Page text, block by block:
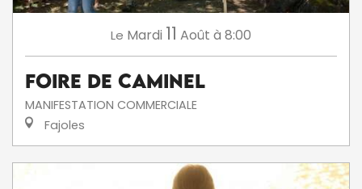
Le Mardi 11 Août à 8:00
Foire de Caminel
MANIFESTATION COMMERCIALE
Fajoles